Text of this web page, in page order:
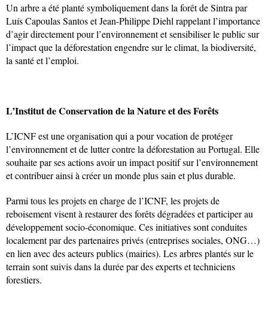
Un arbre a été planté symboliquement dans la forêt de Sintra par
Luís Capoulas Santos et Jean-Philippe Diehl rappelant l’importance
d’agir directement pour l’environnement et sensibiliser le public sur
l’impact que la déforestation engendre sur le climat, la biodiversité,
la santé et l’emploi.
L’Institut de Conservation de la Nature et des Forêts
L’ICNF est une organisation qui a pour vocation de protéger
l’environnement et de lutter contre la déforestation au Portugal. Elle
souhaite par ses actions avoir un impact positif sur l’environnement
et contribuer ainsi à créer un monde plus sain et plus durable.
Parmi tous les projets en charge de l’ICNF, les projets de
reboisement visent à restaurer des forêts dégradées et participer au
développement socio-économique. Ces initiatives sont conduites
localement par des partenaires privés (entreprises sociales, ONG…)
en lien avec des acteurs publics (mairies). Les arbres plantés sur le
terrain sont suivis dans la durée par des experts et techniciens
forestiers.